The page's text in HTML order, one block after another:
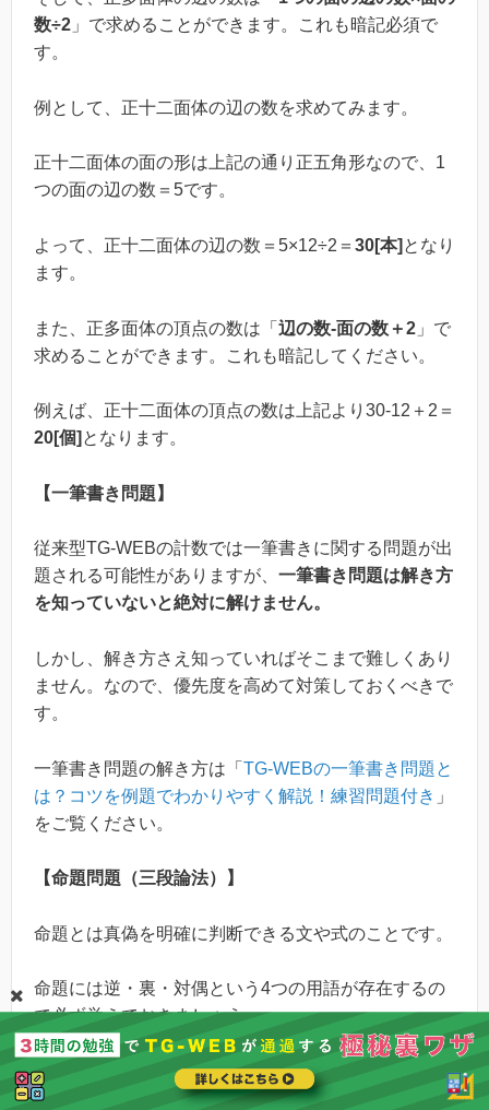
数÷2 」で求めることができます。これも暗記必須で
す。
例として、正十二面体の辺の数を求めてみます。
正十二面体の面の形は上記の通り正五角形なので、1
つの面の辺の数＝5です。
よって、正十二面体の辺の数＝5×12÷2＝ 30[本] となり
ます。
また、正多面体の頂点の数は「 辺の数-面の数＋2 」で
求めることができます。これも暗記してください。
例えば、正十二面体の頂点の数は上記より30-12＋2＝
20[個] となります。
【一筆書き問題】
従来型TG-WEBの計数では一筆書きに関する問題が出
題される可能性がありますが、 一筆書き問題は解き方
を知っていないと絶対に解けません。
しかし、解き方さえ知っていればそこまで難しくあり
ません。なので、優先度を高めて対策しておくべきで
す。
一筆書き問題の解き方は「 TG-WEBの一筆書き問題と
は？コツを例題でわかりやすく解説！練習問題付き 」
をご覧ください。
【命題問題（三段論法）】
命題とは真偽を明確に判断できる文や式のことです。
命題には逆・裏・対偶という4つの用語が存在するの
で必ず覚えておきましょう。